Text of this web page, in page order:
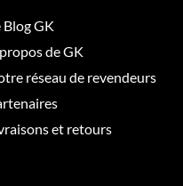
Blog GK
de GK
réseau de revendeurs
et retours